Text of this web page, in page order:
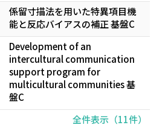
係留寸描法を用いた特異項目機
能と反応バイアスの補正 基盤C
Development of an
intercultural communication
support program for
multicultural communities 基
盤C
全件表示（11件）